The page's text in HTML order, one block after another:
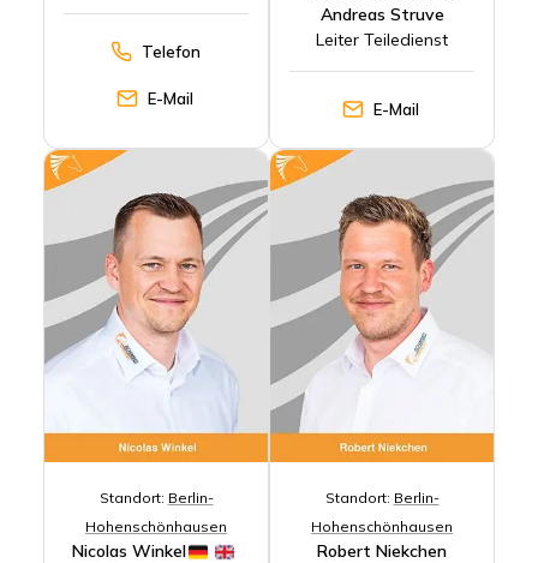
Telefon
E-Mail
Andreas Struve
Leiter Teiledienst
E-Mail
Standort: Berlin-
Hohenschönhausen
Nicolas Winkel
Standort: Berlin-
Hohenschönhausen
Robert Niekchen